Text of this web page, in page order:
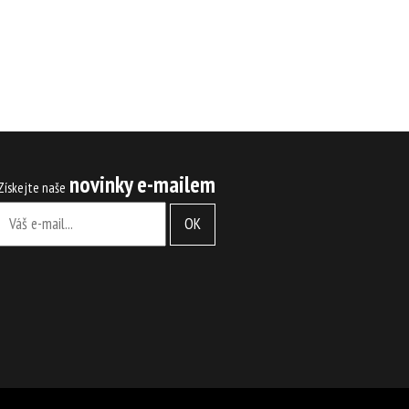
naše novinky e-mailem
OK